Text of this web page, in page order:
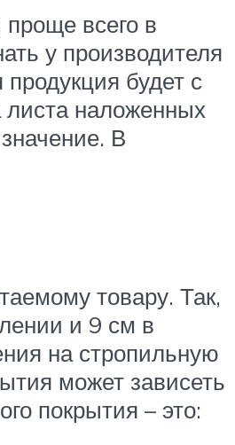
всего в
у производителя
будет с
листа наложенных
В
товару. Так,
и 9 см в
на стропильную
может зависеть
покрытия – это: